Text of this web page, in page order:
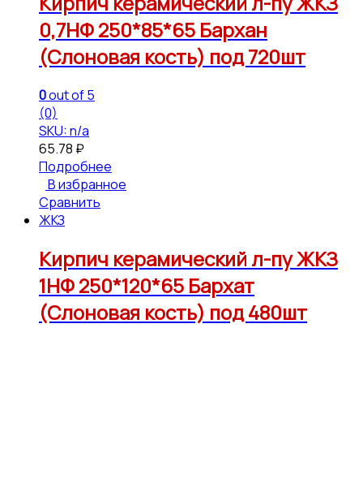
0,7НФ 250*85*65 Бархан
(Слоновая кость) под 720шт
0out of 5
(0)
SKU: n/a
65.78 ₽
Подробнее
В избранное
Сравнить
ЖКЗ
Кирпич керамический л-пу ЖКЗ
1НФ 250*120*65 Бархат
(Слоновая кость) под 480шт